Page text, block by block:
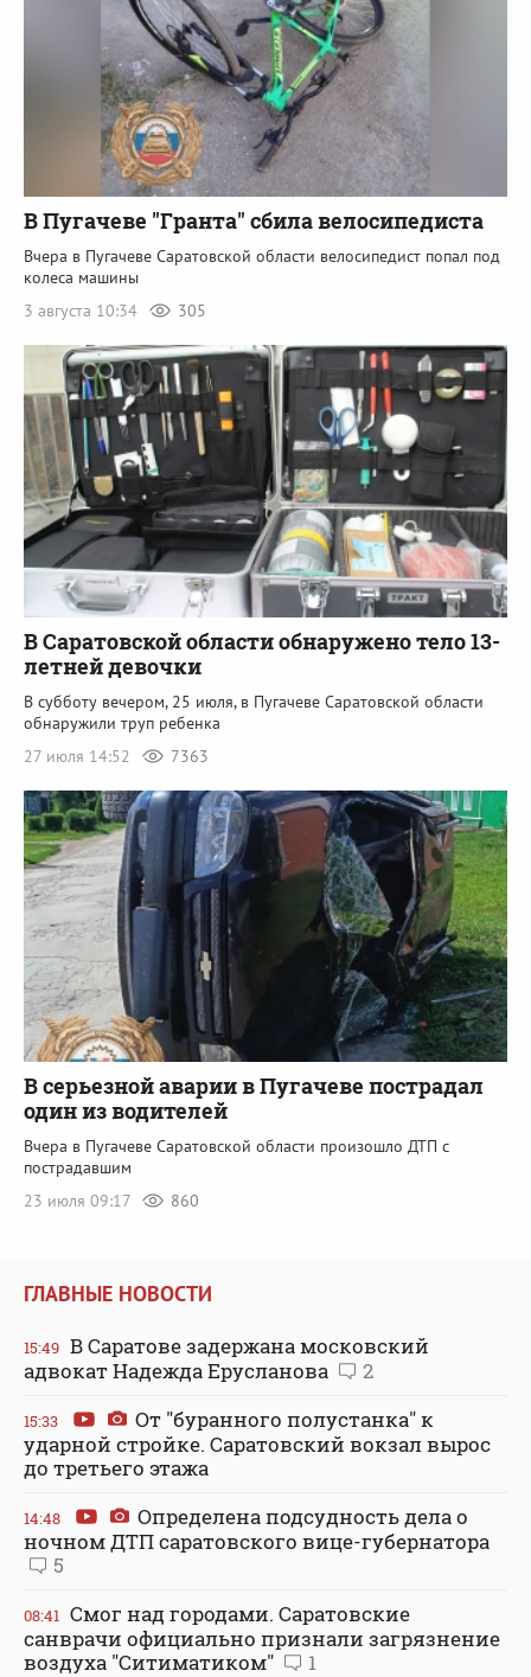
В Пугачеве "Гранта" сбила велосипедиста
Вчера в Пугачеве Саратовской области велосипедист попал под
колеса машины
3 августа 10:34
305
В Саратовской области обнаружено тело 13-
летней девочки
В субботу вечером, 25 июля, в Пугачеве Саратовской области
обнаружили труп ребенка
27 июля 14:52
7363
В серьезной аварии в Пугачеве пострадал
один из водителей
Вчера в Пугачеве Саратовской области произошло ДТП с
пострадавшим
23 июля 09:17
860
ГЛАВНЫЕ НОВОСТИ
15:49 В Саратове задержана московский
адвокат Надежда Ерусланова
2
15:33
От "буранного полустанка" к
ударной стройке. Саратовский вокзал вырос
до третьего этажа
14:48
Определена подсудность дела о
ночном ДТП саратовского вице-губернатора
5
08:41 Смог над городами. Саратовские
санврачи официально признали загрязнение
воздуха "Ситиматиком"
1